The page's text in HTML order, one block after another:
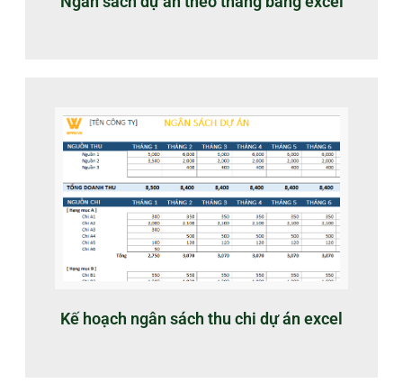
Kế hoạch ngân sách thu chi dự án excel